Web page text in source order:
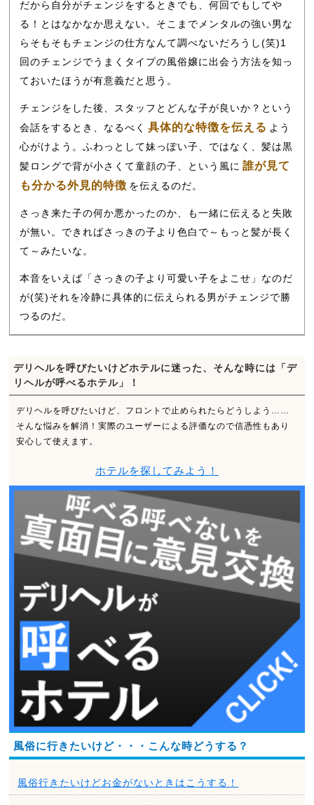
だから自分がチェンジをするときでも、何回でもしてや
る！とはなかなか思えない。そこまでメンタルの強い男な
らそもそもチェンジの仕方なんて調べないだろうし(笑)1
回のチェンジでうまくタイプの風俗嬢に出会う方法を知っ
ておいたほうが有意義だと思う。
チェンジをした後、スタッフとどんな子が良いか？という
会話をするとき、なるべく 具体的な特徴を伝える よう
心がけよう。ふわっとして妹っぽい子、ではなく、髪は黒
髪ロングで背が小さくて童顔の子、という風に 誰が見て
も分かる外見的特徴 を伝えるのだ。
さっき来た子の何か悪かったのか、も一緒に伝えると失敗
が無い。できればさっきの子より色白で～もっと髪が長く
て～みたいな。
本音をいえば「さっきの子より可愛い子をよこせ」なのだ
が(笑)それを冷静に具体的に伝えられる男がチェンジで勝
つるのだ。
デリヘルを呼びたいけどホテルに迷った、そんな時には「デ
リヘルが呼べるホテル」！
デリヘルを呼びたいけど、フロントで止められたらどうしよう……
そんな悩みを解消！実際のユーザーによる評価なので信憑性もあり
安心して使えます。
ホテルを探してみよう！
風俗に行きたいけど・・・こんな時どうする？
風俗行きたいけどお金がないときはこうする！